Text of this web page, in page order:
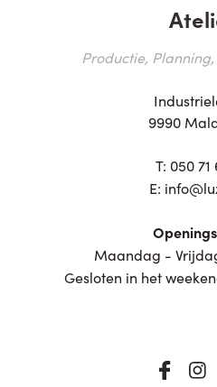
Productie,
9990
T: 050 71
E:
Maandag -
Gesloten in het